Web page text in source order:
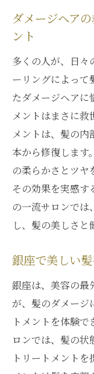
ダメージヘア
ント
多くの人が、日々
ーリングによって
たダメージヘアに
メントはまさに救
メントは、髪の内
本から修復します
の柔らかさとツヤ
その効果を実感す
の一流サロンで
し、髪の美しさと
銀座で美しい
銀座は、美容の最
が、髪のダメージ
トメントを体験
ロンでは、髪の状
トリートメント